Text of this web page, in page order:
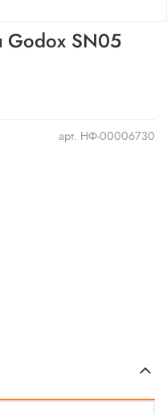
арт. НФ-00006730
Godox SN05